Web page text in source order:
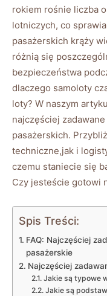
rokiem rośnie liczba
lotniczych, co
pasażerskich krąży
różnią się
bezpieczeństwa
dlaczego samoloty
loty? W naszym
najczęściej
pasażerskich.
techniczne,jak i
czemu staniecie się
Czy jesteście gotowi
Spis Treści:
FAQ: Najczęściej
pasażerskie
Najczęściej
Jakie są typowe
Jakie są